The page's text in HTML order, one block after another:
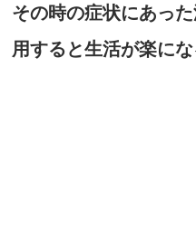
その時の症状にあっ
用すると生活が楽にな